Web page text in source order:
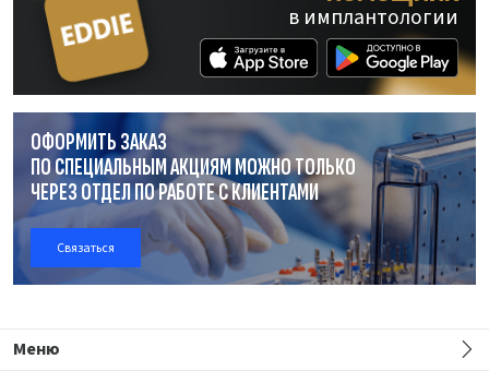
в имплантологии
ОФОРМИТЬ ЗАКАЗ
ПО СПЕЦИАЛЬНЫМ АКЦИЯМ МОЖНО ТОЛЬКО
ЧЕРЕЗ ОТДЕЛПО РАБОТЕС КЛИЕНТАМИ
Связаться
Меню